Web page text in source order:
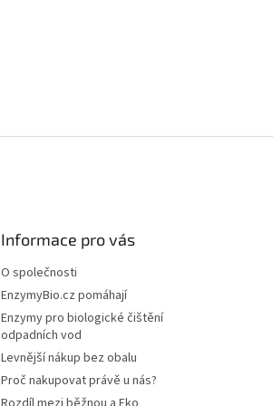
Informace pro vás
O společnosti
EnzymyBio.cz pomáhají
Enzymy pro biologické čištění
odpadních vod
Levnější nákup bez obalu
Proč nakupovat právě u nás?